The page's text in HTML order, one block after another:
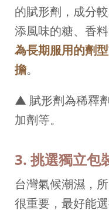
的賦形劑，成分
添風味的糖、香料
為長期服用的劑
擔。
▲ 賦形劑為稀釋
加劑等。
3. 挑選獨立包
台灣氣候潮濕，
很重要，最好能